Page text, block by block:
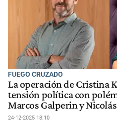
FUEGO CRUZADO
La operación de Cristina
tensión política con
Marcos Galperin y
24-12-2025 18:10